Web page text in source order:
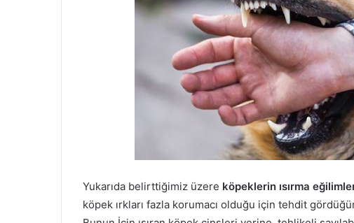
Yukarıda belirttiğimiz üzere köpeklerin ısırma
köpek ırkları fazla korumacı olduğu için tehdit